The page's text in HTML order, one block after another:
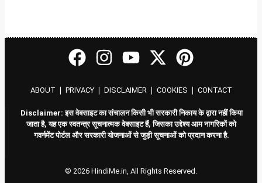
ABOUT ❘ PRIVACY❘ DISCLAIMER❘ COOKIES ❘ CONTACT
Disclaimer: इस वेबसाइट का संचालन किसी भी सरकारी निकाय के द्वारा नहीं किया
जाता है, यह एक स्वतन्त्र सूचनात्मक वेबसाइट हैं, जिसका उद्देश्य आम नागरिकों को
गवर्नमेंट पोर्टल और सरकारी योजनाओं से जुड़ी सूचनाओं को प्रदान करना है.
© 2026 HindiMe.in, All Rights Reserved.